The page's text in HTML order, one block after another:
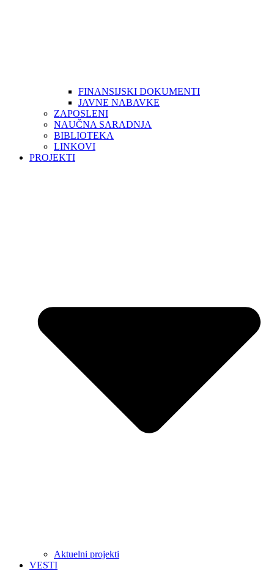
FINANSIJSKI DOKUMENTI
JAVNE NABAVKE
ZAPOSLENI
NAUČNA SARADNJA
BIBLIOTEKA
LINKOVI
PROJEKTI
Aktuelni projekti
VESTI